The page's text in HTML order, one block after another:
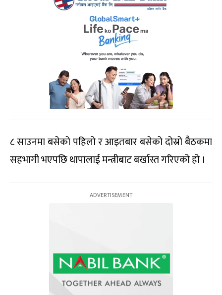
८ साउनमा बसेको पहिलो र आइतबार बसेको दोस्रो बैठकमा
सहभागी भएपछि थापालाई मन्त्रीबाट बर्खास्त गरिएको हो ।